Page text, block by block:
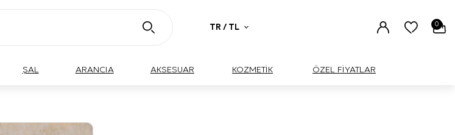
TR / TL 0
ŞAL ARANCIA AKSESUAR KOZMETİK ÖZEL FİYATLAR